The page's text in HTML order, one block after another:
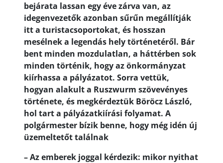
bejárata lassan egy éve zárva van, az
idegenvezetők azonban sűrűn megállítják
itt a turistacsoportokat, és hosszan
mesélnek a legendás hely történetéről. Bár
bent minden mozdulatlan, a háttérben sok
minden történik, hogy az önkormányzat
kiírhassa a pályázatot. Sorra vettük,
hogyan alakult a Ruszwurm szövevényes
története, és megkérdeztük Böröcz László,
hol tart a pályázatkiírási folyamat. A
polgármester bízik benne, hogy még idén új
üzemeltetőt találnak
– Az emberek joggal kérdezik: mikor nyithat